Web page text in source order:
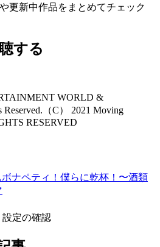
更新中作品をまとめてチェック
する
WORLD &
（C） 2021 Moving
RESERVED
ボナペティ！ 僕らに乾杯！〜酒類
定の確認